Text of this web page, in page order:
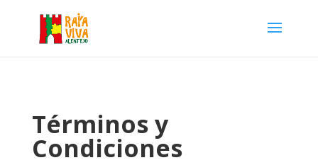
Términos y
Condiciones